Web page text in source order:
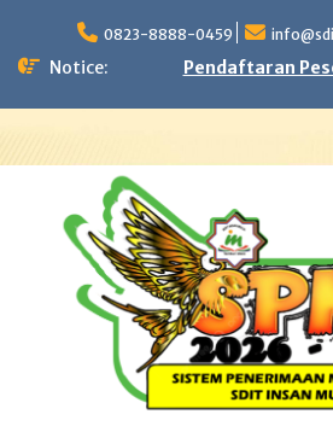
content
0823-8888-0459
Notice: Pendaftaran